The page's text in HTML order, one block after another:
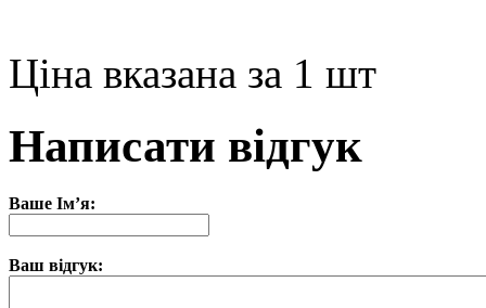
Ціна вказана за 1 шт
Написати відгук
Ваше Ім’я:
Ваш відгук: